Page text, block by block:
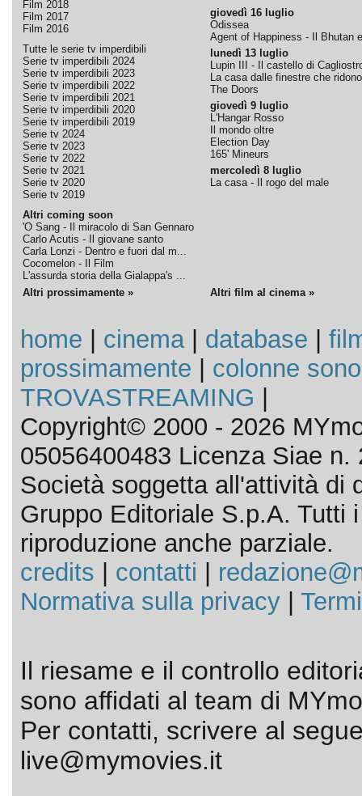
Film 2018
Film 2017
Film 2016
Tutte le serie tv imperdibili
Serie tv imperdibili 2024
Serie tv imperdibili 2023
Serie tv imperdibili 2022
Serie tv imperdibili 2021
Serie tv imperdibili 2020
Serie tv imperdibili 2019
Serie tv 2024
Serie tv 2023
Serie tv 2022
Serie tv 2021
Serie tv 2020
Serie tv 2019
Altri coming soon
'O Sang - Il miracolo di San Gennaro
Carlo Acutis - Il giovane santo
Carla Lonzi - Dentro e fuori dal m...
Cocomelon - Il Film
L'assurda storia della Gialappa's ...
giovedì 16 luglio
Odissea
Agent of Happiness - Il Bhutan
lunedì 13 luglio
Lupin III - Il castello di
La casa dalle finestre che ridono
The Doors
giovedì 9 luglio
L'Hangar Rosso
Il mondo oltre
Election Day
165' Mineurs
mercoledì 8 luglio
La casa - Il rogo del male
Altri prossimamente » Altri film al cinema »
home cinema| database
prossimamente
colonne
TROVASTREAMING
Copyright© 2000 - 2026
05056400483 Licenza Siae n.
Società soggetta all'attività di
Gruppo Editoriale S.p.A. Tutti
riproduzione anche parziale.
credits
contatti
Normativa sulla privacy|
Il riesame e il controllo
sono affidati al team di
Per contatti, scrivere al
live@mymovies.it